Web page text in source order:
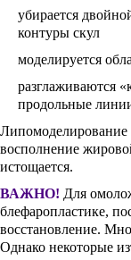
убирается
контуры скул
моделируется
разглаживаются
продольные
Липомоделирование
восполнение
истощается.
ВАЖНО! Для
блефаропластике,
восстановление.
Однако некоторые